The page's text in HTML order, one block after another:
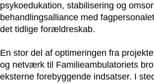
psykoedukation, stabilisering og
behandlingsalliance med
det tidlige forældreskab.
En stor del af optimeringen fra
og netværk til Familieambulatoriets
eksterne forebyggende indsatser. I